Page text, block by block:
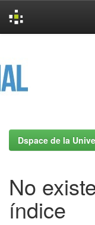
Dspace de la
No
índice